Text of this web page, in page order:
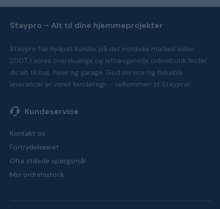
Staypro – Alt til dine hjemmeprojekter
Staypro har hjulpet kunder på det nordiske marked siden
2007. I vores overskuelige og letnavigerede onlinebutik finder
du alt til hus, have og garage. God service og fleksible
leverancer er vores kendetegn - velkommen til Staypro!
Kundeservice
Kontakt os
Fortrydelsesret
Ofte stillede spørgsmål
Min ordrehistorik